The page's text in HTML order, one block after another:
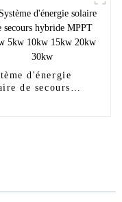
d'énergie
de secours